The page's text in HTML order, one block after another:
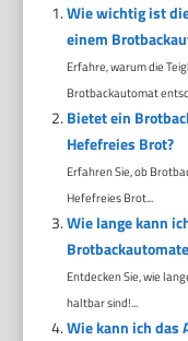
Wie wichtig ist
einem
Erfahre, warum die
Brotbackautomat
Bietet ein
Hefefreies Brot?
Erfahren Sie, ob
Hefefreies Brot...
Wie lange kann
Entdecken Sie, wie
haltbar sind!...
Wie kann ich das